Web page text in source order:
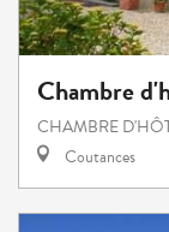
Chambre
CHAMBRE
Coutances